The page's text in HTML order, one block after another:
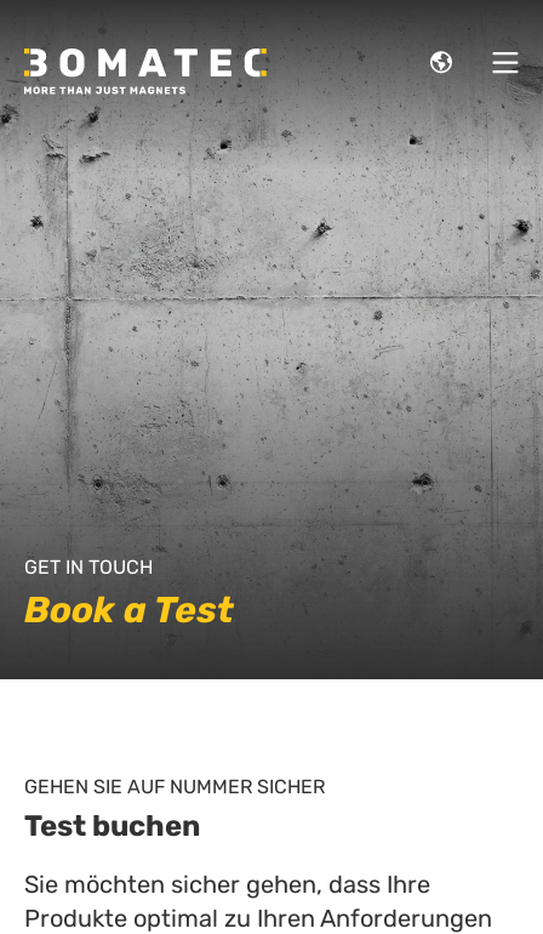
GET IN TOUCH
Book a Test
GEHEN SIE AUF NUMMER SICHER
Test buchen
Sie möchten sicher gehen, dass Ihre
Produkte optimal zu Ihren Anforderungen